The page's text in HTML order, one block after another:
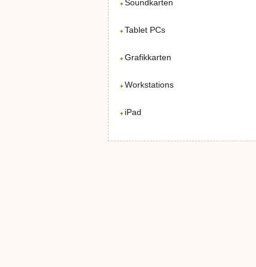
Soundkarten
Tablet PCs
Grafikkarten
Workstations
iPad